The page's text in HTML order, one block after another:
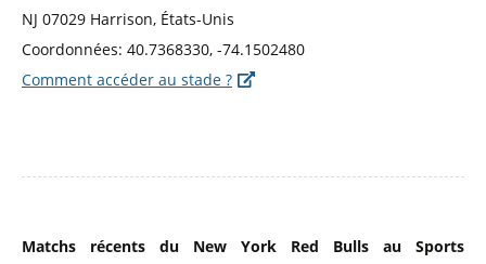
NJ 07029 Harrison, États-Unis
Coordonnées: 40.7368330, -74.1502480
Comment accéder au stade ?
Matchs récents du New York Red Bulls au Sports